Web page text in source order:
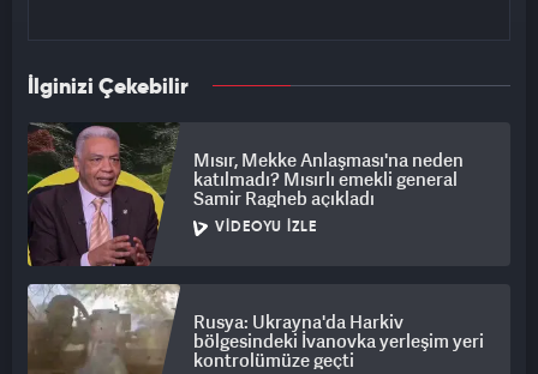
İlginizi Çekebilir
Mısır, Mekke Anlaşması'na neden
katılmadı? Mısırlı emekli general
Samir Ragheb açıkladı
VIDEOYU İZLE
Rusya: Ukrayna'da Harkiv
bölgesindeki İvanovka yerleşim yeri
kontrolümüze geçti